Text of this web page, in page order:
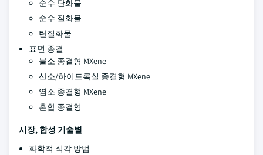
순수 탄화물
순수 질화물
탄질화물
표면 종결
불소 종결형 MXene
산소/하이드록실 종결형 MXene
염소 종결형 MXene
혼합 종결형
시장, 합성 기술별
화학적 식각 방법